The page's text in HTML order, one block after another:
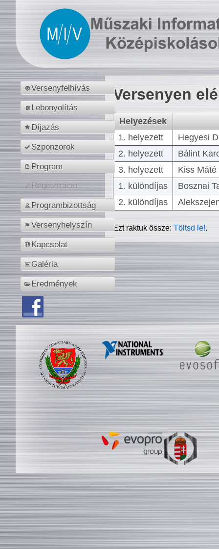
Versenyfelhívás
Lebonyolítás
Díjazás
Szponzorok
Program
Regisztráció
Programbizottság
Versenyhelyszín
Kapcsolat
Galéria
Eredmények
Versenyen
Helyezések
1. helyezett
Hegyesi
2. helyezett
Bálint
3. helyezett
Kiss
1. különdíjas
Bosznai
2. különdíjas
Ezt raktuk össze:Töltsd le!.